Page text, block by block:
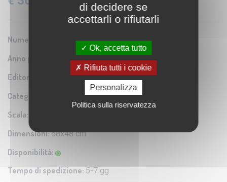
IVA: 22% Inclusa
Numero Serie:
Anno pubblicazione:1863-1865
Editore/Produttore:Istituto Geografico Militare
Categoria: Riproduzione di carta antica
Scala:
Dimensioni:68x48 cm
Disponibilità:
Tempo di spedizione:5-7 gg
di decidere se
accettarli o rifiutarli
Ok, accetta tutto
Rifiuta tutti i cookie
Personalizza
Politica sulla riservatezza